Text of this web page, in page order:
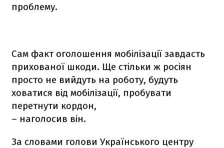
проблему.
Сам факт оголошення мобілізації завдасть
прихованої шкоди. Ще стільки ж росіян
просто не вийдуть на роботу, будуть
ховатися від мобілізації, пробувати
перетнути кордон,
– наголосив він.
За словами голови Українського центру